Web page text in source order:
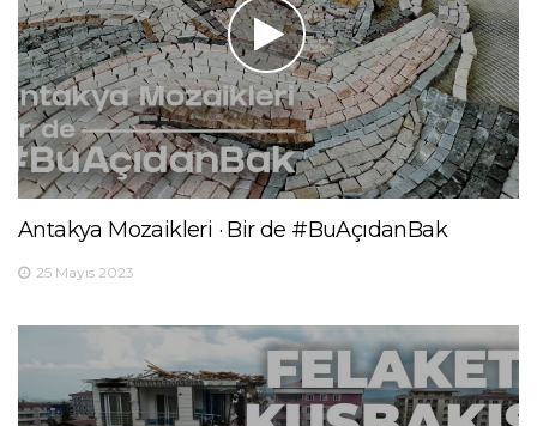
Antakya Mozaikleri · Bir de #BuAçıdanBak
25 Mayıs 2023